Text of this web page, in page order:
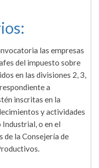
las empresas
del impuesto sobre
en las divisiones 2, 3,
a
inscritas en la
y actividades
o en el
de la Consejería de